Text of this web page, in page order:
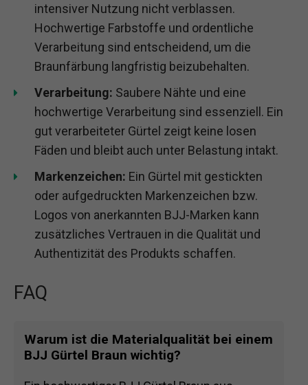
intensiver Nutzung nicht verblassen.
Hochwertige Farbstoffe und ordentliche
Verarbeitung sind entscheidend, um die
Braunfärbung langfristig beizubehalten.
Verarbeitung: Saubere Nähte und eine
hochwertige Verarbeitung sind essenziell. Ein
gut verarbeiteter Gürtel zeigt keine losen
Fäden und bleibt auch unter Belastung intakt.
Markenzeichen: Ein Gürtel mit gestickten
oder aufgedruckten Markenzeichen bzw.
Logos von anerkannten BJJ-Marken kann
zusätzliches Vertrauen in die Qualität und
Authentizität des Produkts schaffen.
FAQ
Warum ist die Materialqualität bei einem
BJJ Gürtel Braun wichtig?